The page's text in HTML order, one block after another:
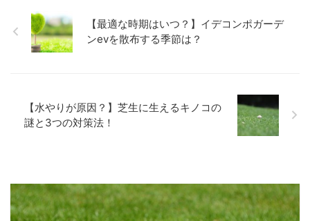
【最適な時期はいつ？】イデコンポガーデ
ンevを散布する季節は？
【水やりが原因？】芝生に生えるキノコの
謎と3つの対策法！